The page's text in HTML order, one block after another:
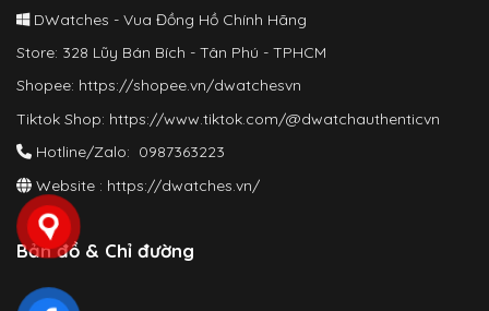
DWatches - Vua Đồng Hồ Chính Hãng
Store: 328 Lũy Bán Bích - Tân Phú - TPHCM
Shopee: https://shopee.vn/dwatchesvn
Tiktok Shop: https://www.tiktok.com/@dwatchauthenticvn
Hotline/Zalo: 0987363223
Website : https://dwatches.vn/
Bản đồ & Chỉ đường